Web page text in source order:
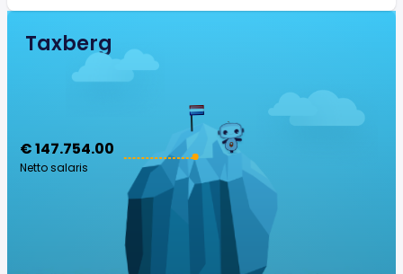
Taxberg
€ 147.754.00
Netto salaris